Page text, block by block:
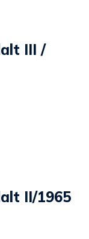
II/1965